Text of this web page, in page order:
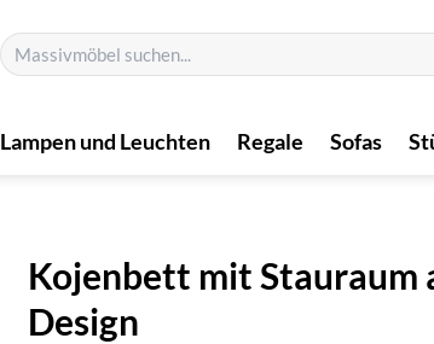
Suchen
nach:
Lampen und Leuchten Regale Sofas
Kojenbett mit Stauraum
Design